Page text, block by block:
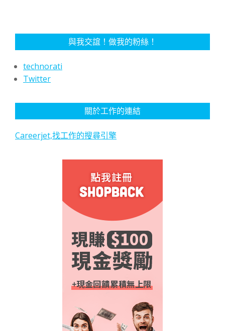
與我交誼！做我的粉絲！
technorati
Twitter
關於工作的連結
Careerjet,找工作的搜尋引擎